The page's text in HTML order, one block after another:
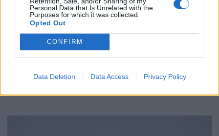
Personal Data that Is Unrelated with the
Purposes for which it was collected.
Opted Out
CONFIRM
Data Deletion Data Access Privacy Policy
Τι κρύβουν οι επώδυνες στοματικές άφθες και
ποιοι οι τρόποι αντιμετώπισής τους